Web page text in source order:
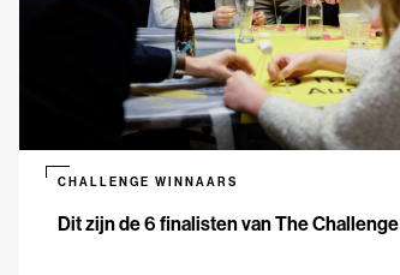
Dit zijn de 6 finalisten van The Challenge
CHALLENGE WINNAARS